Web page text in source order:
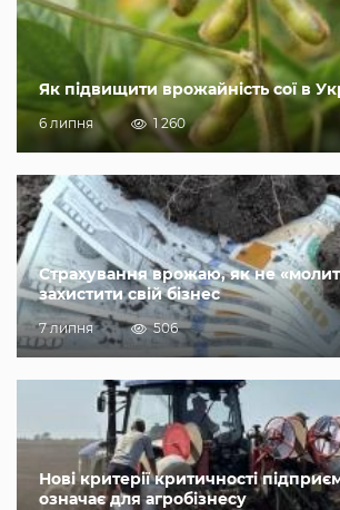
Як підвищити врожайність сої в
6 липня 1 260
Страхування врожаю, як не
захистити свій бізнес
7 липня 506
Нові критерії критичності
означає для агробізнесу